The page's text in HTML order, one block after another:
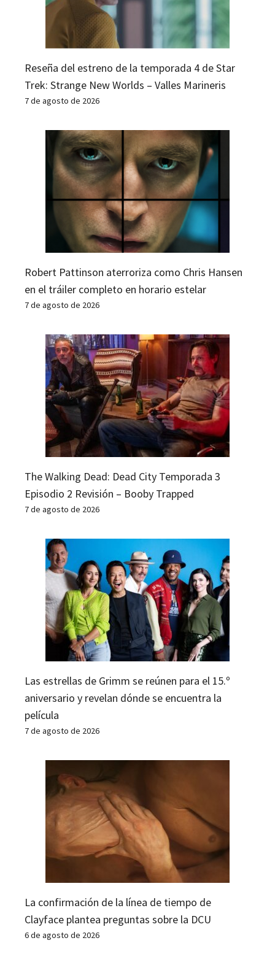
Reseña del estreno de la temporada 4 de Star
Trek: Strange New Worlds – Valles Marineris
7 de agosto de 2026
Robert Pattinson aterroriza como Chris Hansen
en el tráiler completo en horario estelar
7 de agosto de 2026
The Walking Dead: Dead City Temporada 3
Episodio 2 Revisión – Booby Trapped
7 de agosto de 2026
Las estrellas de Grimm se reúnen para el 15.º
aniversario y revelan dónde se encuentra la
película
7 de agosto de 2026
La confirmación de la línea de tiempo de
Clayface plantea preguntas sobre la DCU
6 de agosto de 2026